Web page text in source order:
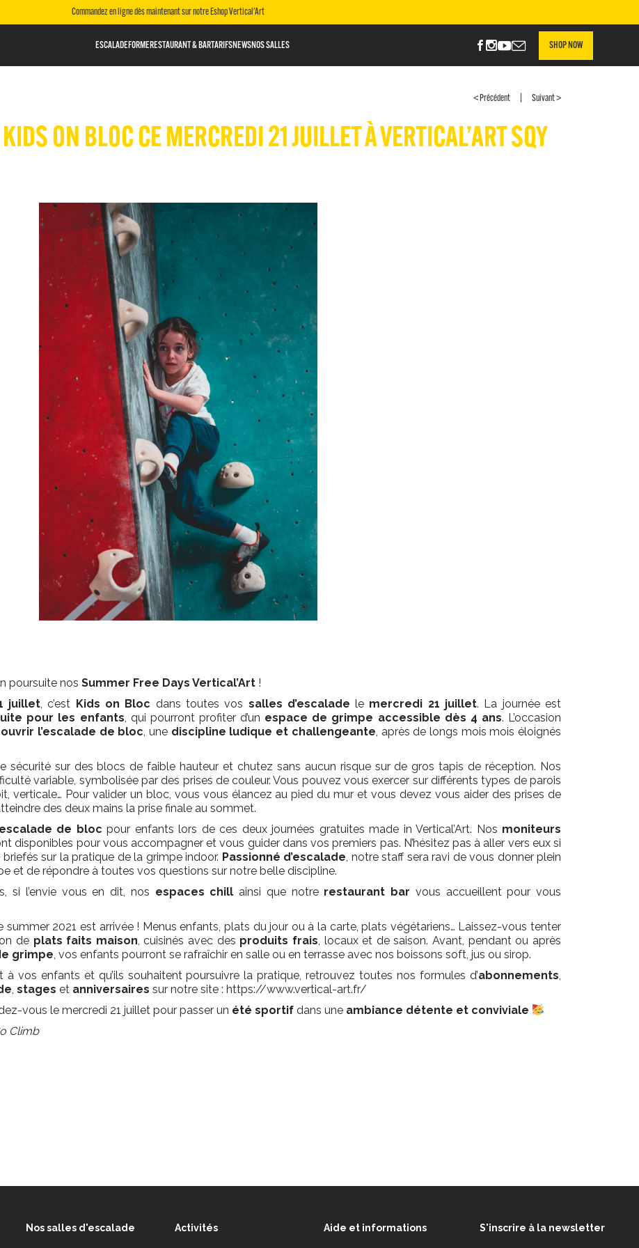
Commandez en ligne dès maintenant sur notre Eshop Vertical'Art
ESCALADEFORMERESTAURANT & BARTARIFSNEWSNOS SALLES SHOP NOW
< Précédent Suivant >
ON BLOC CE MERCREDI 21 JUILLET À VERTICAL’ART SQY
poursuite nos Summer Free Days Vertical’Art !
juillet, c’est Kids on Bloc dans toutes vos salles d’escalade le mercredi 21 juillet. La journée est
pour les enfants, qui pourront profiter d’un espace de grimpe accessible dès 4 ans. L’occasion
l’escalade de bloc, une discipline ludique et challengeante, après de longs mois mois éloignés
sécurité sur des blocs de faible hauteur et chutez sans aucun risque sur de gros tapis de réception. Nos
variable, symbolisée par des prises de couleur. Vous pouvez vous exercer sur différents types de parois
verticale… Pour valider un bloc, vous vous élancez au pied du mur et vous devez vous aider des prises de
des deux mains la prise finale au sommet.
escalade de bloc pour enfants lors de ces deux journées gratuites made in Vertical’Art. Nos moniteurs
disponibles pour vous accompagner et vous guider dans vos premiers pas. N’hésitez pas à aller vers eux si
sur la pratique de la grimpe indoor. Passionné d’escalade, notre staff sera ravi de vous donner plein
et de répondre à toutes vos questions sur notre belle discipline.
si l’envie vous en dit, nos espaces chill ainsi que notre restaurant bar vous accueillent pour vous
summer 2021 est arrivée ! Menus enfants, plats du jour ou à la carte, plats végétariens… Laissez-vous tenter
de plats faits maison, cuisinés avec des produits frais, locaux et de saison. Avant, pendant ou après
grimpe, vos enfants pourront se rafraîchir en salle ou en terrasse avec nos boissons soft, jus ou sirop.
à vos enfants et qu’ils souhaitent poursuivre la pratique, retrouvez toutes nos formules d’abonnements,
, stages et anniversaires sur notre site : https://www.vertical-art.fr/
vous le mercredi 21 juillet pour passer un été sportif dans une ambiance détente et conviviale
Climb
Nos salles d'escalade Activités Aide et informations S'inscrire à la newsletter